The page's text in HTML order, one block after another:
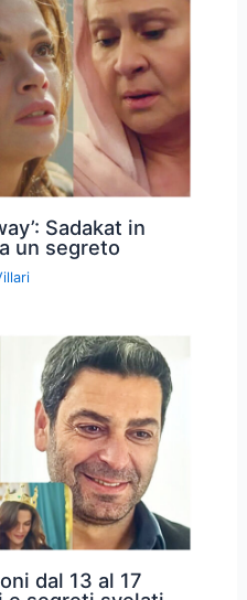
Sadakat in
un segreto
dal 13 al 17